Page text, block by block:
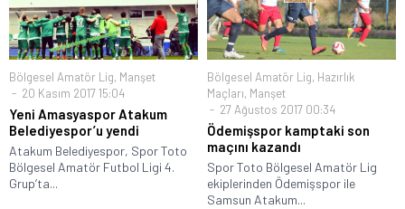
Bölgesel Amatör Lig, Manşet
20 Kasım 2017 15:04
Yeni Amasyaspor Atakum
Belediyespor’u yendi
Atakum Belediyespor, Spor Toto
Bölgesel Amatör Futbol Ligi 4.
Grup’ta...
Bölgesel Amatör Lig, Hazırlık
Maçları, Manşet
27 Ağustos 2017 00:34
Ödemişspor kamptaki son
maçını kazandı
Spor Toto Bölgesel Amatör Lig
ekiplerinden Ödemişspor ile
Samsun Atakum...